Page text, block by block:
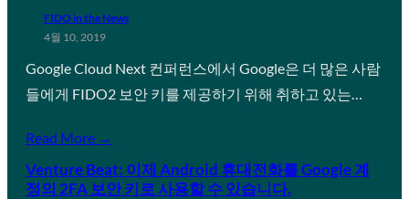
FIDO in the News
4월 10, 2019
Google Cloud Next 컨퍼런스에서 Google은 더 많은 사람
들에게 FIDO2 보안 키를 제공하기 위해 취하고 있는…
Read More →
Venture Beat: 이제 Android 휴대전화를 Google 계
정의 2FA 보안 키로 사용할 수 있습니다.